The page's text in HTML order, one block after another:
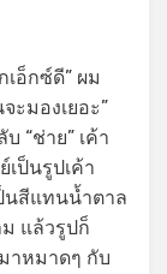
อ็กซ์ดี” ผม
ะมองเยอะ”
“ช่าย” เค้า
ป็นรูปเค้า
นสีแทนน้ำตาล
แล้วรูปก็
าหมาดๆ กับ